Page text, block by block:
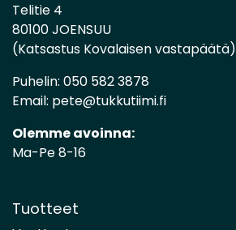
Telitie 4
80100 JOENSUU
(Katsastus Kovalaisen vastapäätä)
Puhelin: 050 582 3878
Email: pete@tukkutiimi.fi
Olemme avoinna:
Ma-Pe 8-16
Tuotteet